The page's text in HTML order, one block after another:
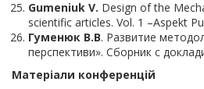
Gumeniuk V. Design of the
scientific articles. Vol. 1 –Aspekt
Гуменюк В.В. Развитие
перспективи». Сборник с
Матеріали конференцій